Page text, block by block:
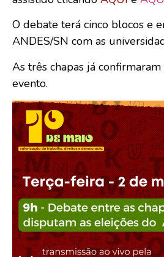
O debate terá cinco blocos e
ANDES/SN com as
As três chapas já
evento.